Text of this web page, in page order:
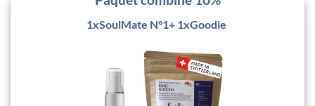
1xSoulMate N°1+ 1xGoodie